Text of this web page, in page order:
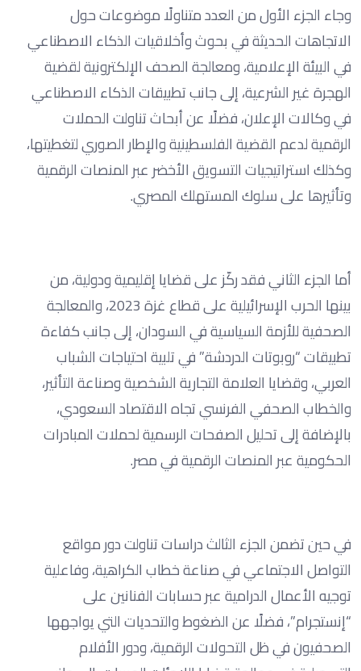
وجاء الجزء الأول من العدد متناولًا موضوعات حول
الاتجاهات الحديثة في بحوث وأخلاقيات الذكاء الاصطناعي
في البيئة الإعلامية، ومعالجة الصحف الإلكترونية لقضية
الهجرة غير الشرعية، إلى جانب تطبيقات الذكاء الاصطناعي
في وكالات الإعلان، فضلًا عن أبحاث تناولت الحملات
الرقمية لدعم القضية الفلسطينية والإطار الصوري لتغطيتها،
وكذلك استراتيجيات التسويق الأخضر عبر المنصات الرقمية
وتأثيرها على سلوك المستهلك المصري.
أما الجزء الثاني فقد ركّز على قضايا إقليمية ودولية، من
بينها الحرب الإسرائيلية على قطاع غزة 2023، والمعالجة
الصحفية للأزمة السياسية في السودان، إلى جانب كفاءة
تطبيقات “روبوتات الدردشة” في تلبية احتياجات الشباب
العربي، وقضايا العلامة التجارية الشخصية وصناعة التأثير،
والخطاب الصحفي الفرنسي تجاه الاقتصاد السعودي،
بالإضافة إلى تحليل الصفحات الرسمية لحملات المبادرات
الحكومية عبر المنصات الرقمية في مصر.
في حين تضمن الجزء الثالث دراسات تناولت دور مواقع
التواصل الاجتماعي في صناعة خطاب الكراهية، وفاعلية
توجيه الأعمال الدرامية عبر حسابات الفنانين على
“إنستجرام”، فضلًا عن الضغوط والتحديات التي يواجهها
الصحفيون في ظل التحولات الرقمية، ودور الأفلام